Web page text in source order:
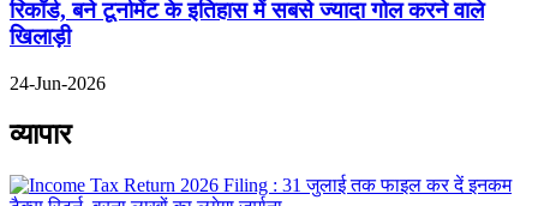
रिकॉर्ड, बने टूर्नामेंट के इतिहास में सबसे ज्यादा गोल करने वाले
खिलाड़ी
24-Jun-2026
व्यापार